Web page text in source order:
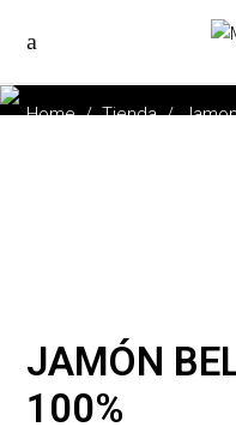
TIENDA
Home/Tienda/
JAMÓN
100%